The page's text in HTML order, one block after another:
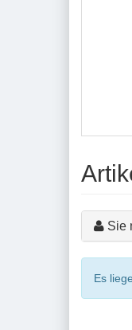
Sie
Es